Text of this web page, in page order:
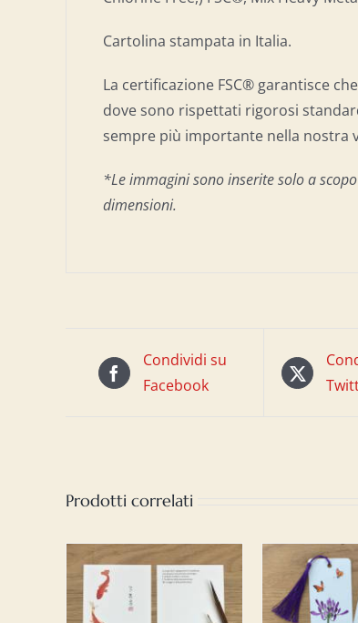
Cartolina stampata in Italia.
La certificazione FSC® garantisce
dove sono rispettati rigorosi
sempre più importante nella nostra
*Le immagini sono inserite solo a
dimensioni.
Condividi su
Facebook
Prodotti correlati
AGGIUNGI AL